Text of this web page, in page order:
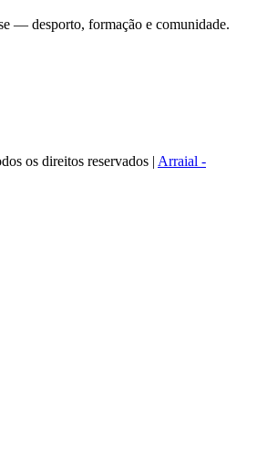
— desporto, formação e comunidade.
os direitos reservados | Arraial -